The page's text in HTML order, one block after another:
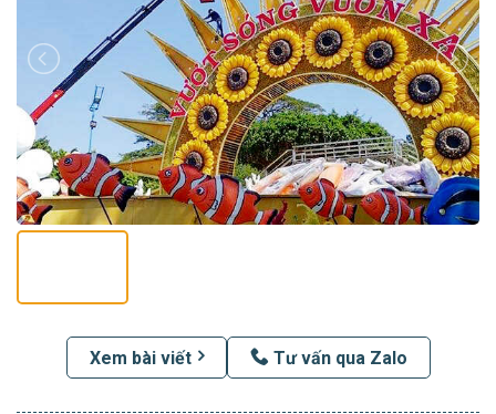
Xem bài viết Tư vấn qua Zalo